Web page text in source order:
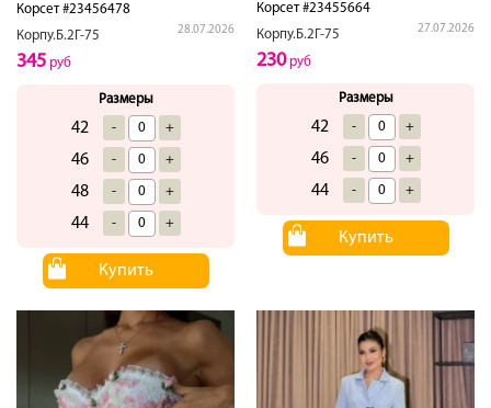
Корсет #23456478
Корпу.Б.2Г-75
28.07.2026
345 руб
Размеры
42 - +
46 - +
48 - +
44 - +
Купить
Корсет #23455664
Корпу.Б.2Г-75
27.07.2026
230руб
Размеры
42 - +
46 - +
44 - +
Купить